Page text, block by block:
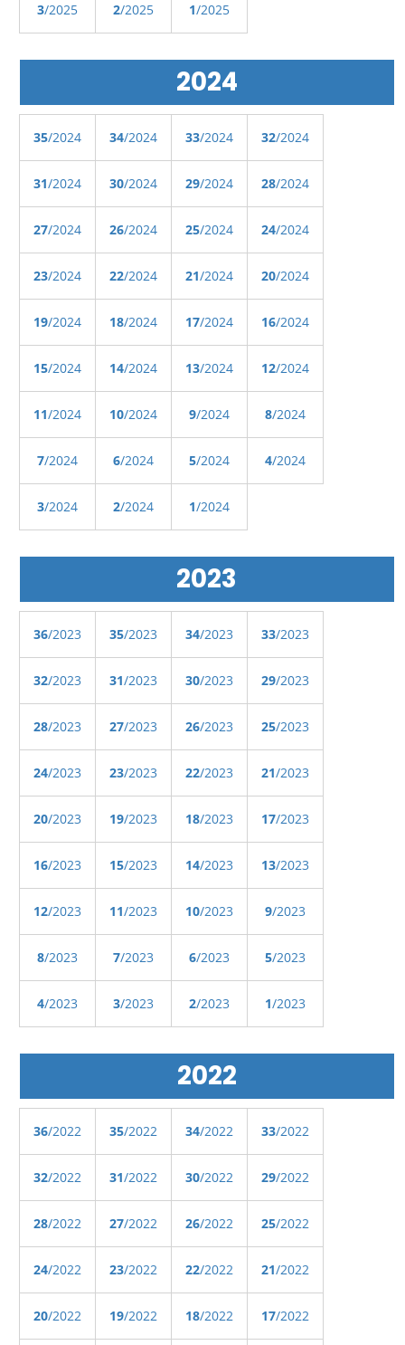
3/2025 2/2025 1/2025
2024
35/2024 34/2024 33/2024 32/2024
31/2024 30/2024 29/2024 28/2024
27/2024 26/2024 25/2024 24/2024
23/2024 22/2024 21/2024 20/2024
19/2024 18/2024 17/2024 16/2024
15/2024 14/2024 13/2024 12/2024
11/2024 10/2024 9/2024 8/2024
7/2024 6/2024 5/2024 4/2024
3/2024 2/2024 1/2024
2023
36/2023 35/2023 34/2023 33/2023
32/2023 31/2023 30/2023 29/2023
28/2023 27/2023 26/2023 25/2023
24/2023 23/2023 22/2023 21/2023
20/2023 19/2023 18/2023 17/2023
16/2023 15/2023 14/2023 13/2023
12/2023 11/2023 10/2023 9/2023
8/2023 7/2023 6/2023 5/2023
4/2023 3/2023 2/2023 1/2023
2022
36/2022 35/2022 34/2022 33/2022
32/2022 31/2022 30/2022 29/2022
28/2022 27/2022 26/2022 25/2022
24/2022 23/2022 22/2022 21/2022
20/2022 19/2022 18/2022 17/2022